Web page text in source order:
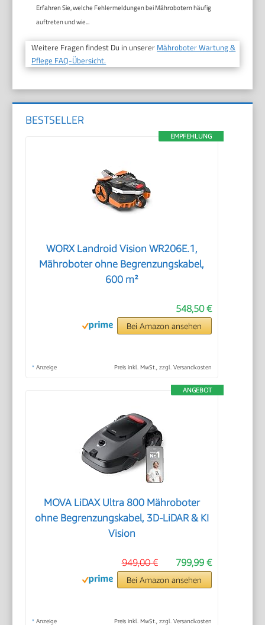
Erfahren Sie, welche Fehlermeldungen bei Mährobotern häufig
auftreten und wie...
Weitere Fragen findest Du in unserer Mähroboter Wartung &
Pflege FAQ-Übersicht.
BESTSELLER
EMPFEHLUNG
WORX Landroid Vision WR206E.1,
Mähroboter ohne Begrenzungskabel,
600 m²
548,50 €
Bei Amazon ansehen
* Anzeige Preis inkl. MwSt., zzgl. Versandkosten
ANGEBOT
MOVA LiDAX Ultra 800 Mähroboter
ohne Begrenzungskabel, 3D-LiDAR & KI
Vision
799,99 €
949,00 €
Bei Amazon ansehen
* Anzeige Preis inkl. MwSt., zzgl. Versandkosten